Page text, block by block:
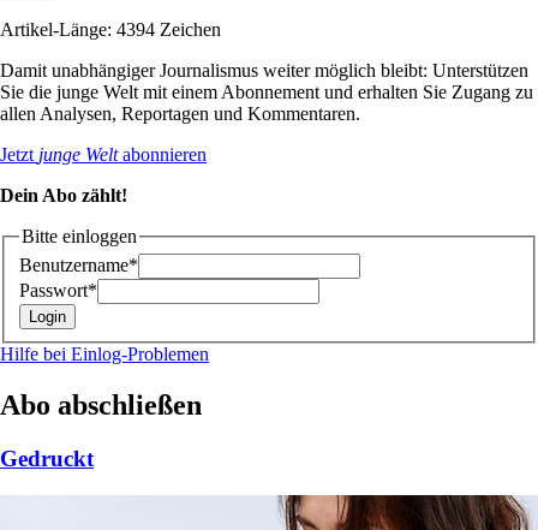
Artikel-Länge: 4394 Zeichen
Damit unabhängiger Journalismus weiter möglich bleibt: Unterstützen
Sie die junge Welt mit einem Abonnement und erhalten Sie Zugang zu
allen Analysen, Reportagen und Kommentaren.
Jetzt junge Weltabonnieren
Dein Abo zählt!
Bitte einloggen
Benutzername*
Passwort*
Hilfe bei Einlog-Problemen
Abo abschließen
Gedruckt